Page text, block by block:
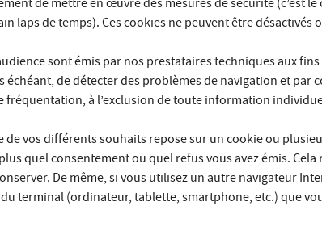
de mettre en œuvre des mesures de sécurité (c’est
laps de temps). Ces cookies ne peuvent être
sont émis par nos prestataires techniques aux
échéant, de détecter des problèmes de navigation et
à l’exclusion de toute information
vos différents souhaits repose sur un cookie ou
quel consentement ou quel refus vous avez émis.
De même, si vous utilisez un autre navigateur
terminal (ordinateur, tablette, smartphone, etc.) que